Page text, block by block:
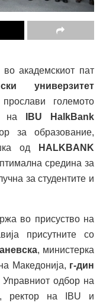
академскиот пат
универзитет
прослави големото
на
IBU HalkBank
за образование,
од
HALKBANK
средина за
за студентите и
во присуство на
присутните со
, министерка
Македонија, г-дин
Управниот одбор на
, ректор на IBU и